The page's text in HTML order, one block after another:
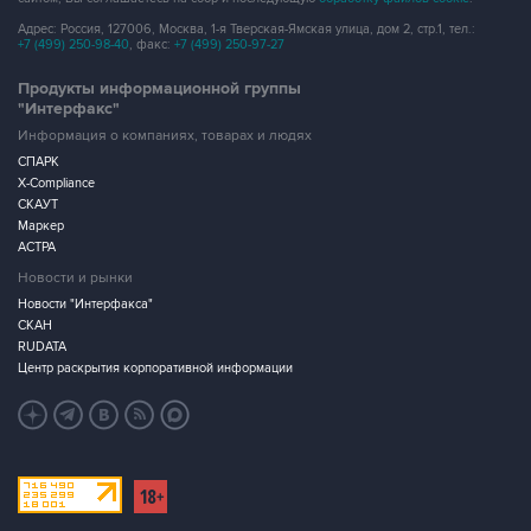
Адрес: Россия, 127006, Москва, 1-я Тверская-Ямская улица, дом 2, стр.1, тел.:
+7 (499) 250-98-40, факс: +7 (499) 250-97-27
Продукты информационной группы
"Интерфакс"
Информация о компаниях, товарах и людях
СПАРК
X-Compliance
СКАУТ
Маркер
АСТРА
Новости и рынки
Новости "Интерфакса"
СКАН
RUDATA
Центр раскрытия корпоративной информации